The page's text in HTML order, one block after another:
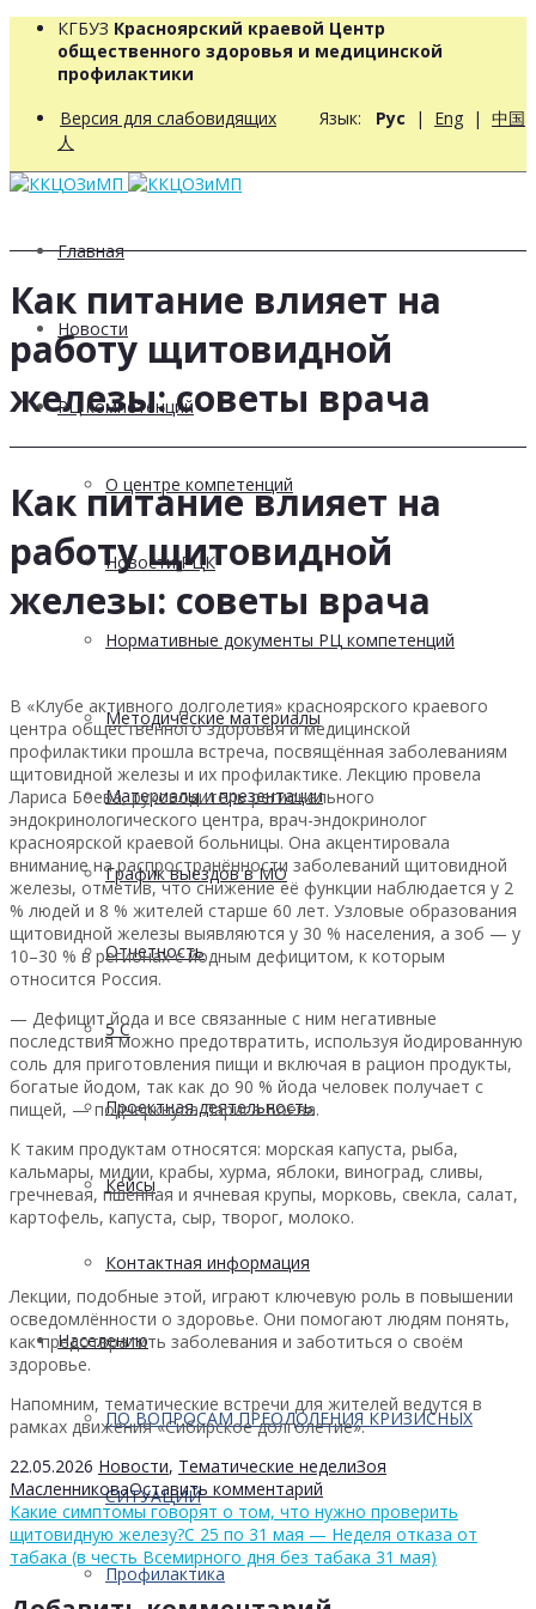
КГБУЗ Красноярский краевой Центр
общественного здоровья и медицинской
профилактики
Версия для слабовидящих Язык: Рус | Eng | 中国
人
Главная
Новости
РЦ компетенций
О центре компетенций
Новости РЦК
Нормативные документы РЦ компетенций
Методические материалы
Материалы и презентации
График выездов в МО
Отчетность
5 С
Проектная деятельность
Кейсы
Контактная информация
Населению
ПО ВОПРОСАМ ПРЕОДОЛЕНИЯ КРИЗИСНЫХ
СИТУАЦИЙ
Профилактика
Как питание влияет на
работу щитовидной
железы: советы врача
Как питание влияет на
работу щитовидной
железы: советы врача
В «Клубе активного долголетия» красноярского краевого
центра общественного здоровья и медицинской
профилактики прошла встреча, посвящённая заболеваниям
щитовидной железы и их профилактике. Лекцию провела
Лариса Боева, руководитель регионального
эндокринологического центра, врач-эндокринолог
красноярской краевой больницы. Она акцентировала
внимание на распространённости заболеваний щитовидной
железы, отметив, что снижение её функции наблюдается у 2
% людей и 8 % жителей старше 60 лет. Узловые образования
щитовидной железы выявляются у 30 % населения, а зоб — у
10–30 % в регионах с йодным дефицитом, к которым
относится Россия.
— Дефицит йода и все связанные с ним негативные
последствия можно предотвратить, используя йодированную
соль для приготовления пищи и включая в рацион продукты,
богатые йодом, так как до 90 % йода человек получает с
пищей, — подчеркнула Лариса Боева.
К таким продуктам относятся: морская капуста, рыба,
кальмары, мидии, крабы, хурма, яблоки, виноград, сливы,
гречневая, пшенная и ячневая крупы, морковь, свекла, салат,
картофель, капуста, сыр, творог, молоко.
Лекции, подобные этой, играют ключевую роль в повышении
осведомлённости о здоровье. Они помогают людям понять,
как предотвратить заболевания и заботиться о своём
здоровье.
Напомним, тематические встречи для жителей ведутся в
рамках движения «Сибирское долголетие».
22.05.2026 Новости, Тематические неделиЗоя
МасленниковаОставить комментарий
Какие симптомы говорят о том, что нужно проверить
щитовидную железу?С 25 по 31 мая — Неделя отказа от
табака (в честь Всемирного дня без табака 31 мая)